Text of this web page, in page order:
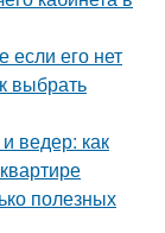
если его нет
выбрать
ведер: как
полезных